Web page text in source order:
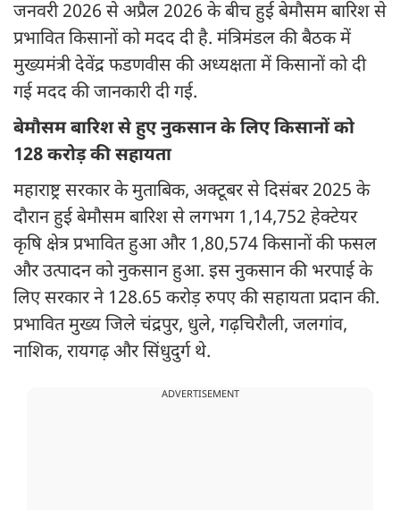
जनवरी 2026 से अप्रैल 2026 के बीच हुई बेमौसम बारिश से
प्रभावित किसानों को मदद दी है. मंत्रिमंडल की बैठक में
मुख्यमंत्री देवेंद्र फडणवीस की अध्यक्षता में किसानों को दी
गई मदद की जानकारी दी गई.
बेमौसम बारिश से हुए नुकसान के लिए किसानों को
128 करोड़ की सहायता
महाराष्ट्र सरकार के मुताबिक, अक्टूबर से दिसंबर 2025 के
दौरान हुई बेमौसम बारिश से लगभग 1,14,752 हेक्टेयर
कृषि क्षेत्र प्रभावित हुआ और 1,80,574 किसानों की फसल
और उत्पादन को नुकसान हुआ. इस नुकसान की भरपाई के
लिए सरकार ने 128.65 करोड़ रुपए की सहायता प्रदान की.
प्रभावित मुख्य जिले चंद्रपुर, धुले, गढ़चिरौली, जलगांव,
नाशिक, रायगढ़ और सिंधुदुर्ग थे.
ADVERTISEMENT